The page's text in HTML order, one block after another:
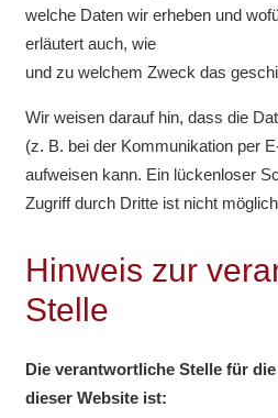
welche Daten wir erheben und
erläutert auch, wie
und zu welchem Zweck das
Wir weisen darauf hin, dass die
(z. B. bei der Kommunikation per
aufweisen kann. Ein lückenloser
Zugriff durch Dritte ist nicht
Hinweis zur
Stelle
Die verantwortliche Stelle für
dieser Website ist: